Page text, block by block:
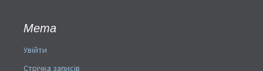
Мета
Увійти
Стрічка записів